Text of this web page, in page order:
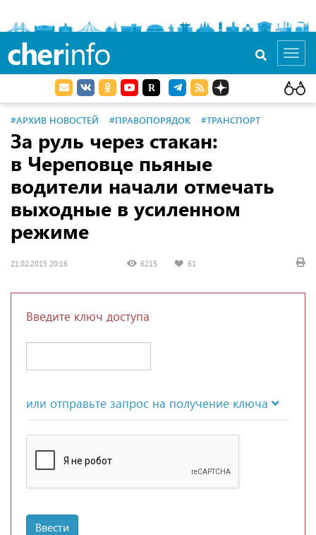
cherinfo
#АРХИВ НОВОСТЕЙ #ПРАВОПОРЯДОК #ТРАНСПОРТ
За руль через стакан:
в Череповце пьяные
водители начали отмечать
выходные в усиленном
режиме
21.02.2015 20:16 6215 61
Введите ключ доступа
или отправьте запрос на получение ключа
Ввести